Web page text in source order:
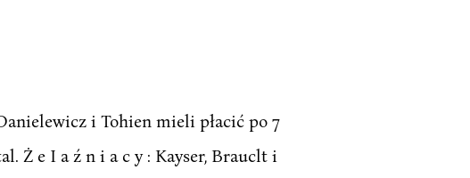
i Tohien mieli płacić po 7
Ż e I a ź n i a c y : Kayser, Brauclt i